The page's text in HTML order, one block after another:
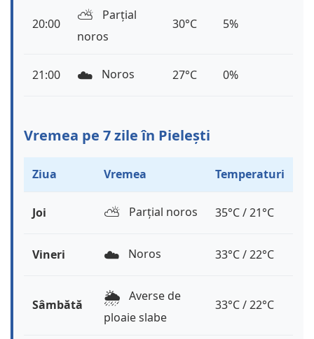
20:00 ⛅️
Parțial
noros
30°C 5%
21:00 ☁️ Noros 27°C 0%
Vremea pe 7 zile în Pielești
Ziua Vremea Temperaturi
Joi ⛅️ Parțial noros 35°C / 21°C
Vineri ☁️ Noros 33°C / 22°C
Sâmbătă 🌦️ Averse de
ploaie slabe
33°C / 22°C